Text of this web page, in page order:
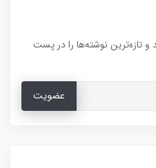
تازه‌ترین نوشته‌ها را در پست
عضویت